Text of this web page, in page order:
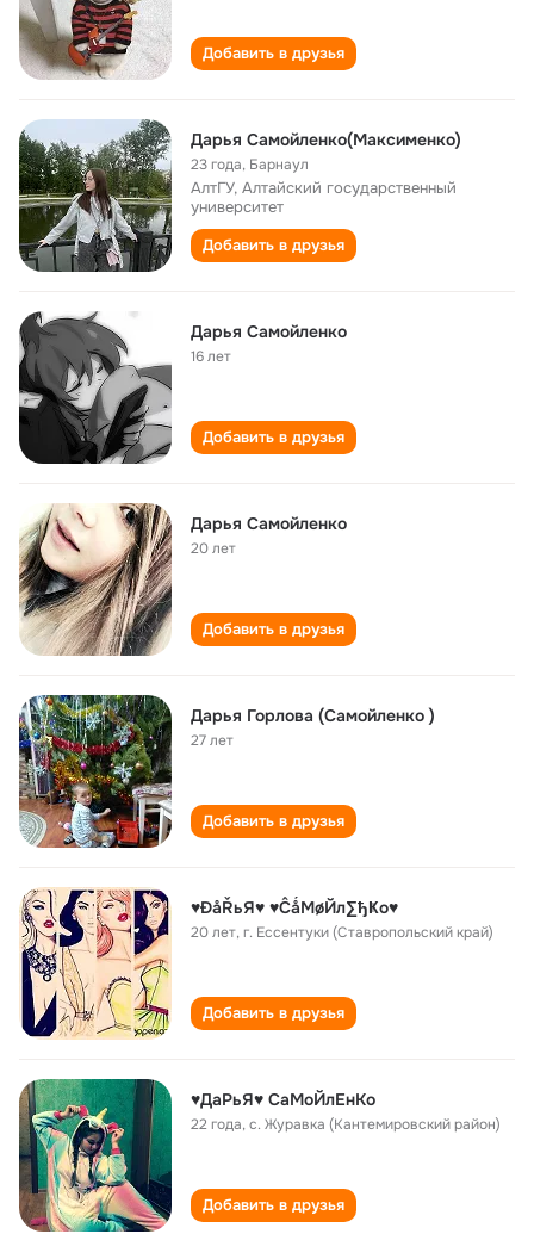
Добавить в друзья
Дарья Самойленко(Максименко)
23 года, Барнаул
АлтГУ, Алтайский государственный
университет
Добавить в друзья
Дарья Cамойленко
16 лет
Добавить в друзья
Дарья Самойленко
20 лет
Добавить в друзья
Дарья Горлова (Самойленко )
27 лет
Добавить в друзья
♥ĐåŘьЯ♥ ♥ĈǻМøЙл∑ђҜо♥
20 лет,г. Ессентуки (Ставропольский край)
Добавить в друзья
♥ДаРьЯ♥ СаМоЙлЕнКо
22 года,с. Журавка (Кантемировский район)
Добавить в друзья